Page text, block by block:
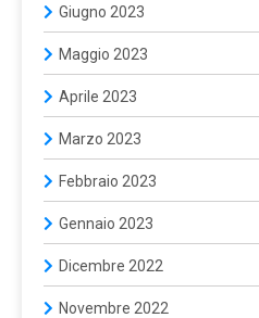
Giugno 2023
Maggio 2023
Aprile 2023
Marzo 2023
Febbraio 2023
Gennaio 2023
Dicembre 2022
Novembre 2022